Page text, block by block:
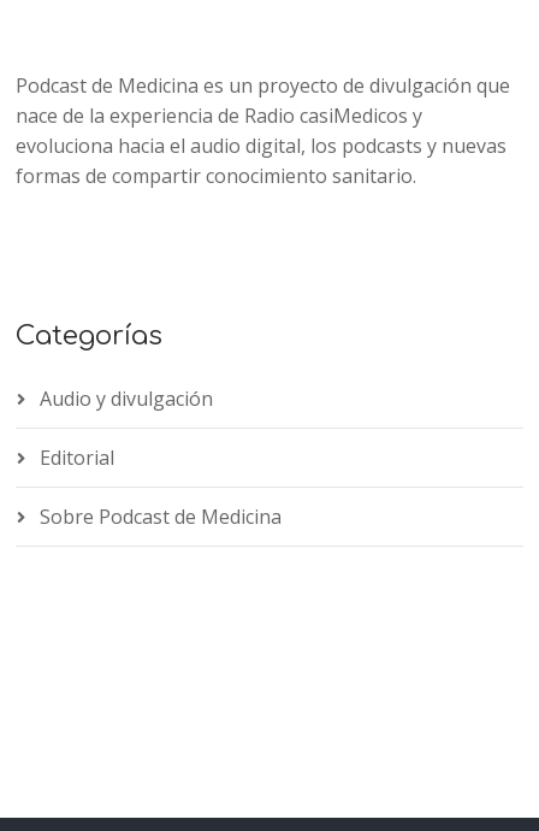
Podcast de Medicina es un proyecto de divulgación que
nace de la experiencia de Radio casiMedicos y
evoluciona hacia el audio digital, los podcasts y nuevas
formas de compartir conocimiento sanitario.
Categorías
Audio y divulgación
Editorial
Sobre Podcast de Medicina